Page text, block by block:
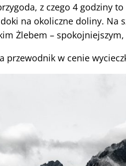
z czego 4 godziny
na okoliczne doliny. Na
Żlebem –
przewodnik w cenie